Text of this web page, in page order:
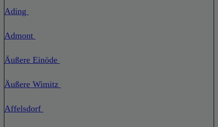
Ading
Admont
Äußere Einöde
Äußere Wimitz
Affelsdorf